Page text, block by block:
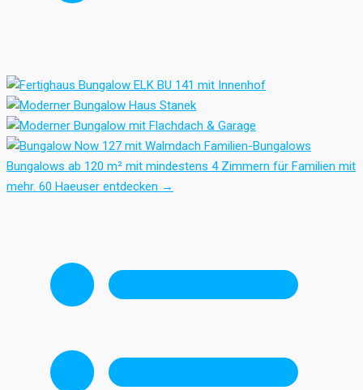
Familien-Bungalows
Bungalows ab 120 m² mit mindestens 4 Zimmern für Familien mit
mehr. 60 Haeuser entdecken →